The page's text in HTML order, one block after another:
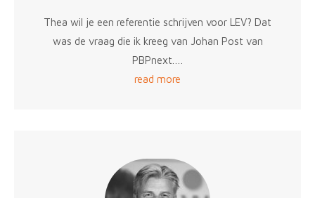
Thea wil je een referentie schrijven voor LEV? Dat
was de vraag die ik kreeg van Johan Post van
PBPnext.…
read more